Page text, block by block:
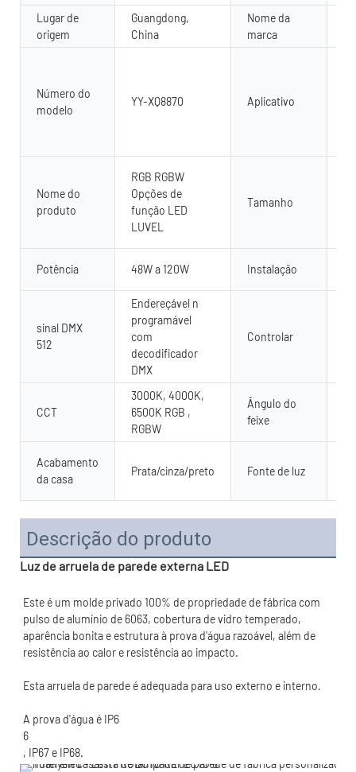
Lugar de
origem
Guangdong,
China
Nome da
marca
Número do
modelo
YY-XQ8870 Aplicativo
Nome do
produto
RGB RGBW
Opções de
função LED
LUVEL
Tamanho
Potência 48W a 120W Instalação
sinal DMX
512
Endereçável n
programável
com
decodificador
DMX
Controlar
CCT
3000K, 4000K,
6500K RGB ,
RGBW
Ângulo do
feixe
Acabamento
da casa
Prata/cinza/preto Fonte de luz
Descrição do produto
Luz de arruela de parede externa LED
Este é um molde privado 100% de propriedade de fábrica com
pulso de alumínio de 6063, cobertura de vidro temperado,
aparência bonita e estrutura à prova d'água razoável, além de